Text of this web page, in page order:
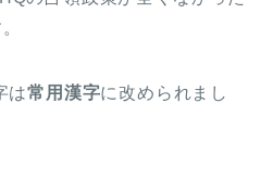
は常用漢字に改められまし